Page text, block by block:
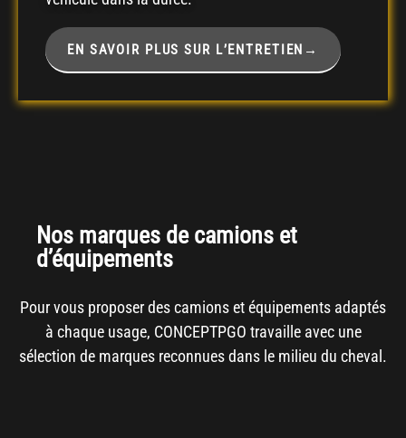
EN SAVOIR PLUS SUR L’ENTRETIEN→
Nos marques de camions et
d’équipements
Pour vous proposer des camions et équipements adaptés
à chaque usage, CONCEPTPGO travaille avec une
sélection de marques reconnues dans le milieu du cheval.